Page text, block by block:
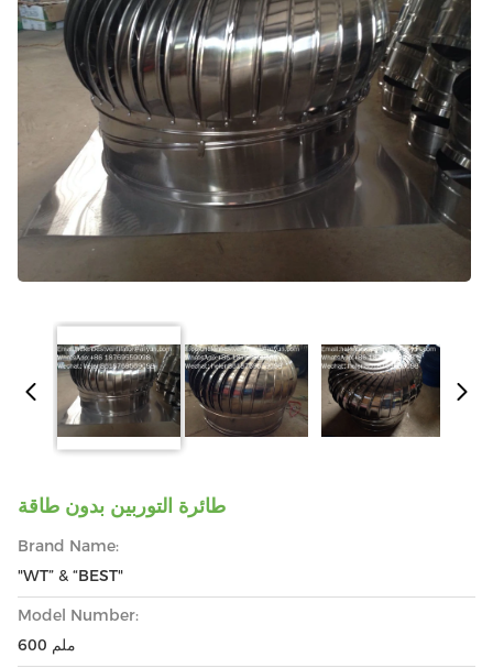
طائرة التوربين بدون طاقة
Brand Name:
"WT” & “BEST"
Model Number:
600 ملم